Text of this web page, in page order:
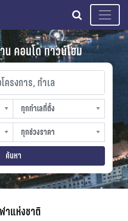
search
คอนโด ทาวน์โฮม
าร, ทำเล
ทุกทำเลที่ตั้ง
slocation
ทุกช่วงราคา
sprice
ค้นหา
าแห่งชาติ